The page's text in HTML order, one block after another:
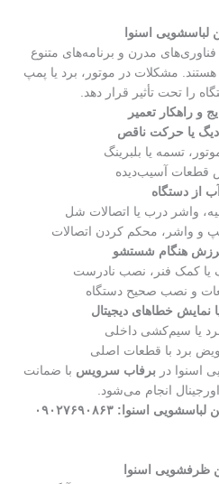
لباسشویی اسنوا
مدرن و برنامه‌های متنوع
مشکلات در موتور، برد یا پمپ
را تحت تأثیر قرار دهد.
و راهکار تعمیر
یا حرکت ناقص
تسمه یا بلبرینگ
قطعات آسیب‌دیده
از دستگاه
واشر درب یا اتصالات شل
و واشر، محکم کردن اتصالات
لرزش هنگام شستشو
یا کمک فنر، نصب نادرست
و نصب صحیح دستگاه
خطاهای دیجیتال
یا سیم‌کشی داخلی
برد با قطعات اصلی
اسنوا دربرفاب سرویس با ضمانت
انجام می‌شود.
اسنوا: ۰۹۰۲۷۶۹۰۸۶۳
ظرفشویی اسنوا